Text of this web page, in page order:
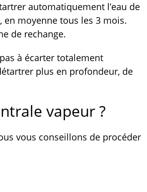
automatiquement l’eau de
moyenne tous les 3 mois.
de rechange.
à écarter totalement
plus en profondeur, de
vapeur ?
vous conseillons de procéder